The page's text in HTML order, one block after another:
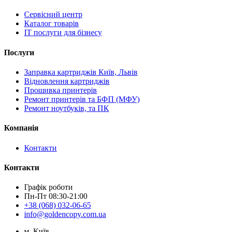
Сервісний центр
Каталог товарів
IT послуги для бізнесу
Послуги
Заправка картриджів Київ, Львів
Відновлення картриджів
Прошивка принтерів
Ремонт принтерів та БФП (МФУ)
Ремонт ноутбуків, та ПК
Компанія
Контакти
Контакти
Графік роботи
Пн-Пт 08:30-21:00
+38 (068) 032-06-65
info@goldencopy.com.ua